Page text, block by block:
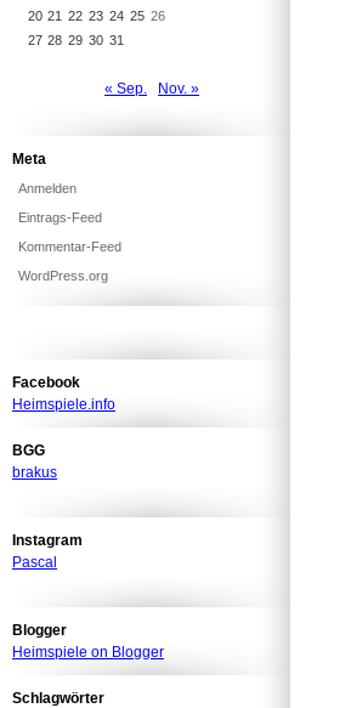
20 21 22 23 24 25 26
27 28 29 30 31
« Sep. Nov. »
Meta
Anmelden
Eintrags-Feed
Kommentar-Feed
WordPress.org
Facebook
Heimspiele.info
BGG
brakus
Instagram
Pascal
Blogger
Heimspiele on Blogger
Schlagwörter